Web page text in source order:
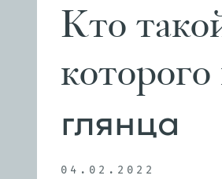
Кто
глянца
04.02.2022